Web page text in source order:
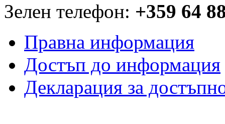
Зелен телефон: +359 64
Правна информация
Достъп до информация
Декларация за